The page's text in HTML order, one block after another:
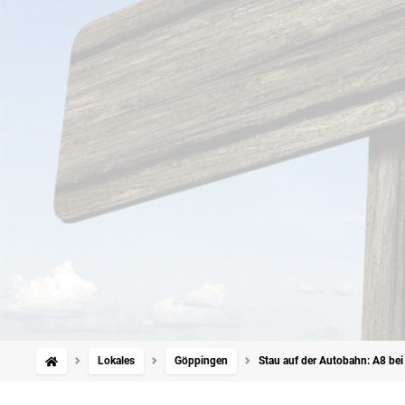
Lokales Göppingen Stau auf der Autobahn: A8